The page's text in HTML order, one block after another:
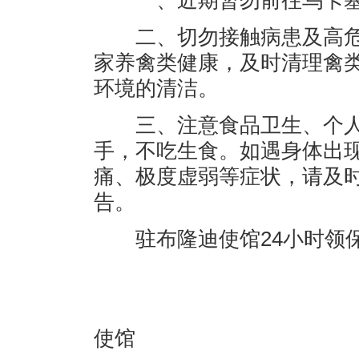
二、切勿接触病患及高危
家养禽类健康，及时清理禽
环境的清洁。
三、注意食品卫生、个人
手，不吃生食。如遇身体出
痛、极度虚弱等症状，请及
告。
驻布隆迪使馆24小时领保
使馆